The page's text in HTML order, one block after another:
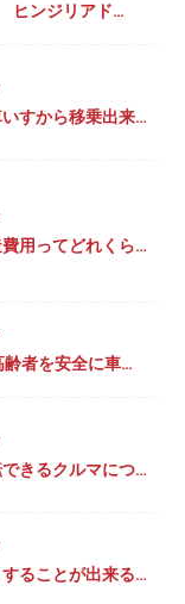
ヒンジリアド…
すから移乗出来…
用ってどれくら…
齢者を安全に車…
きるクルマにつ…
ることが出来る…